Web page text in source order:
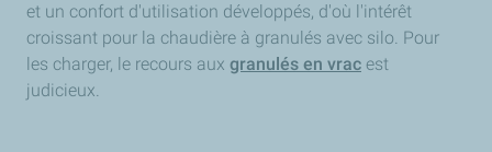
et un confort d'utilisation développés, d'où l'intérêt
croissant pour la chaudière à granulés avec silo. Pour
les charger, le recours aux granulés en vrac est
judicieux.